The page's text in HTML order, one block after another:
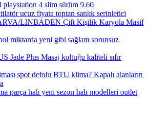
playstation 4 slim sürüm 9.60
ucuz fiyata toptan satılık serinletici
LINBADEN Çift Kişilik Karyola Masif
miktarda yeni gibi sağlam sorunsuz
Jade Plus Masaj koltuğu kaliteli sıfır
spot defolu BTU klima? Kapalı alanların
parça halı yeni sezon halı modelleri outlet